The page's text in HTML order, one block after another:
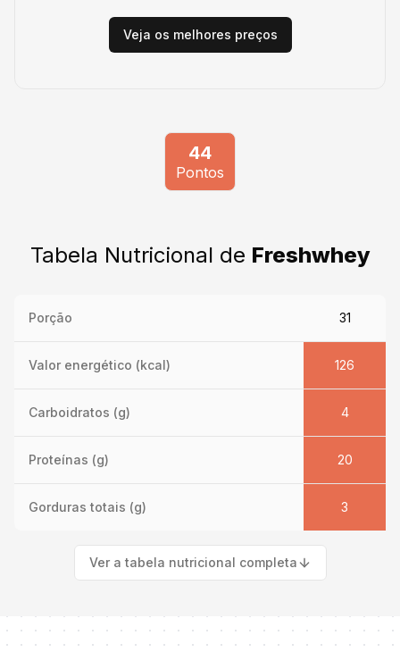
Veja os melhores preços
44
Pontos
Tabela Nutricional de Freshwhey
Ver a tabela nutricional completa
Porção 31
Valor energético (kcal) 126
Carboidratos (g) 4
Proteínas (g) 20
Gorduras totais (g) 3